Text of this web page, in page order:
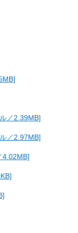
／2.39MB]
／2.97MB]
4.02MB]